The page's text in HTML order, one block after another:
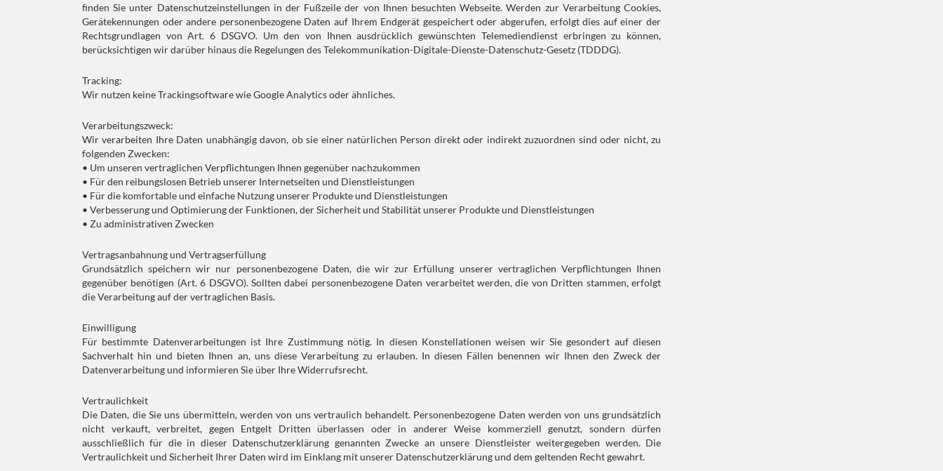
finden Sie unter Datenschutzeinstellungen in der Fußzeile der von Ihnen besuchten Webseite. Werden zur Verarbeitung Cookies,
Gerätekennungen oder andere personenbezogene Daten auf Ihrem Endgerät gespeichert oder abgerufen, erfolgt dies auf einer der
Rechtsgrundlagen von Art. 6 DSGVO. Um den von Ihnen ausdrücklich gewünschten Telemediendienst erbringen zu können,
berücksichtigen wir darüber hinaus die Regelungen des Telekommunikation-Digitale-Dienste-Datenschutz-Gesetz (TDDDG).
Tracking:
Wir nutzen keine Trackingsoftware wie Google Analytics oder ähnliches.
Verarbeitungszweck:
Wir verarbeiten Ihre Daten unabhängig davon, ob sie einer natürlichen Person direkt oder indirekt zuzuordnen sind oder nicht, zu
folgenden Zwecken:
• Um unseren vertraglichen Verpflichtungen Ihnen gegenüber nachzukommen
• Für den reibungslosen Betrieb unserer Internetseiten und Dienstleistungen
• Für die komfortable und einfache Nutzung unserer Produkte und Dienstleistungen
• Verbesserung und Optimierung der Funktionen, der Sicherheit und Stabilität unserer Produkte und Dienstleistungen
• Zu administrativen Zwecken
Vertragsanbahnung und Vertragserfüllung
Grundsätzlich speichern wir nur personenbezogene Daten, die wir zur Erfüllung unserer vertraglichen Verpflichtungen Ihnen
gegenüber benötigen (Art. 6 DSGVO). Sollten dabei personenbezogene Daten verarbeitet werden, die von Dritten stammen, erfolgt
die Verarbeitung auf der vertraglichen Basis.
Einwilligung
Für bestimmte Datenverarbeitungen ist Ihre Zustimmung nötig. In diesen Konstellationen weisen wir Sie gesondert auf diesen
Sachverhalt hin und bieten Ihnen an, uns diese Verarbeitung zu erlauben. In diesen Fällen benennen wir Ihnen den Zweck der
Datenverarbeitung und informieren Sie über Ihre Widerrufsrecht.
Vertraulichkeit
Die Daten, die Sie uns übermitteln, werden von uns vertraulich behandelt. Personenbezogene Daten werden von uns grundsätzlich
nicht verkauft, verbreitet, gegen Entgelt Dritten überlassen oder in anderer Weise kommerziell genutzt, sondern dürfen
ausschließlich für die in dieser Datenschutzerklärung genannten Zwecke an unsere Dienstleister weitergegeben werden. Die
Vertraulichkeit und Sicherheit Ihrer Daten wird im Einklang mit unserer Datenschutzerklärung und dem geltenden Recht gewahrt.